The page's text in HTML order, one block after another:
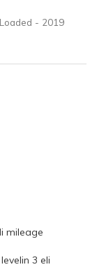
- 2019
mileage
3 eli